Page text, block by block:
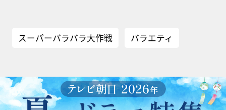
スーパーバラバラ大作戦 バラエティ